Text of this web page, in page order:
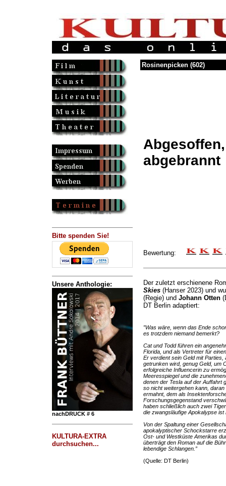
Bitte spenden Sie!
Unsere Anthologie:
nachDRUCK # 6
KULTURA-EXTRA
durchsuchen...
Rosinenpicken (602)
Abgesoffen,
abgebrannt
Bewertung:
Der zuletzt erschienene
Skies(Hanser 2023) und
(Regie) und Johann Otten
DT Berlin adaptiert:
”Was wäre, wenn das Ende
es trotzdem niemand bemerkt?
Cat und Todd führen ein
Florida, und als Vertreter für
Er verdient sein Geld mit
getrunken wird, genug Geld, um
erfolgreiche Influencerin zu
Meeresspiegel und die
denen der Tesla auf der Auffahrt
so nicht weitergehen kann,
ermahnt, dem als
Forschungsgegenstand
haben schließlich auch zwei
die zwangsläufige Apokalypse
Von der Spaltung einer
apokalyptischer Schockstarre
Ost- und Westküste Amerikas
überträgt den Roman auf die
lebendige Schlangen.”
(Quelle: DT Berlin)